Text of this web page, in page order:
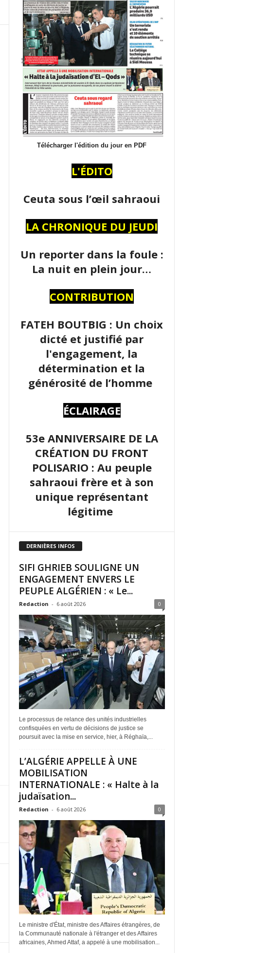
Télécharger l'édition du jour en PDF
L'ÉDITO
Ceuta sous l’œil sahraoui
LA CHRONIQUE DU JEUDI
Un reporter dans la foule :
La nuit en plein jour…
CONTRIBUTION
FATEH BOUTBIG : Un choix
dicté et justifié par
l'engagement, la
détermination et la
générosité de l’homme
ÉCLAIRAGE
53e ANNIVERSAIRE DE LA
CRÉATION DU FRONT
POLISARIO : Au peuple
sahraoui frère et à son
unique représentant
légitime
DERNIÈRES INFOS
SIFI GHRIEB SOULIGNE UN
ENGAGEMENT ENVERS LE
PEUPLE ALGÉRIEN : « Le...
Redaction - 6 août 2026 0
Le processus de relance des unités industrielles
confisquées en vertu de décisions de justice se
poursuit avec la mise en service, hier, à Réghaïa,...
L’ALGÉRIE APPELLE À UNE
MOBILISATION
INTERNATIONALE : « Halte à la
judaïsation...
Redaction - 6 août 2026 0
Le ministre d'État, ministre des Affaires étrangères, de
la Communauté nationale à l'étranger et des Affaires
africaines, Ahmed Attaf, a appelé à une mobilisation...